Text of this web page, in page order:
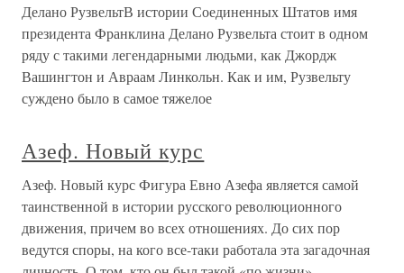
Делано РузвельтВ истории Соединенных Штатов имя
президента Франклина Делано Рузвельта стоит в одном
ряду с такими легендарными людьми, как Джордж
Вашингтон и Авраам Линкольн. Как и им, Рузвельту
суждено было в самое тяжелое
Азеф. Новый курс
Азеф. Новый курс Фигура Евно Азефа является самой
таинственной в истории русского революционного
движения, причем во всех отношениях. До сих пор
ведутся споры, на кого все-таки работала эта загадочная